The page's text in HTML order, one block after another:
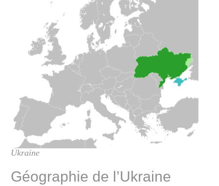
Ukraine
Géographie de l’Ukraine